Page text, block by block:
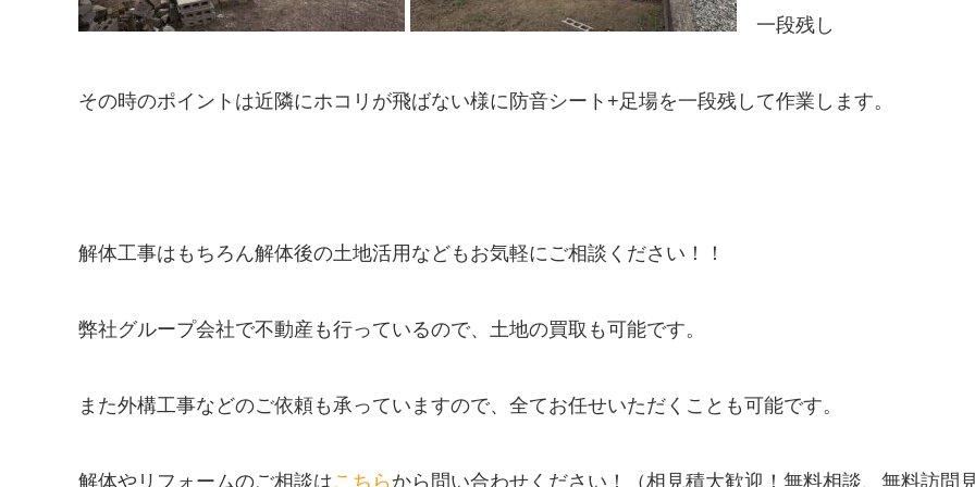
一段残し
その時のポイントは近隣にホコリが飛ばない様に防音シート+足場を一段残して作業します。
解体工事はもちろん解体後の土地活用などもお気軽にご相談ください！！
弊社グループ会社で不動産も行っているので、土地の買取も可能です。
また外構工事などのご依頼も承っていますので、全てお任せいただくことも可能です。
解体やリフォームのご相談はこちらから問い合わせください！（相見積大歓迎！無料相談、無料訪問